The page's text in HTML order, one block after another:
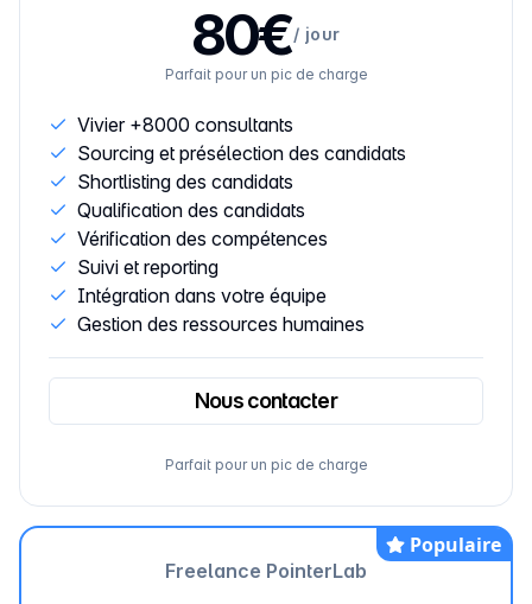
80€/ jour
Parfait pour un pic de charge
Vivier +8000 consultants
Sourcing et présélection des candidats
Shortlisting des candidats
Qualification des candidats
Vérification des compétences
Suivi et reporting
Intégration dans votre équipe
Gestion des ressources humaines
Nous contacter
Parfait pour un pic de charge
Populaire
Freelance PointerLab